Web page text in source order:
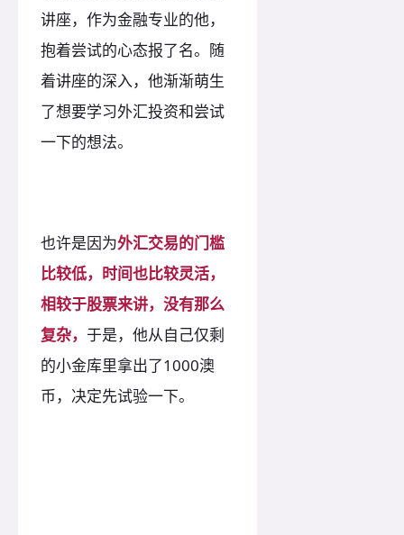
讲座，作为金融专业的他，
抱着尝试的心态报了名。随
着讲座的深入，他渐渐萌生
了想要学习外汇投资和尝试
一下的想法。
也许是因为外汇交易的门槛
比较低，时间也比较灵活，
相较于股票来讲，没有那么
复杂， 于是，他从自己仅剩
的小金库里拿出了1000澳
币，决定先试验一下。